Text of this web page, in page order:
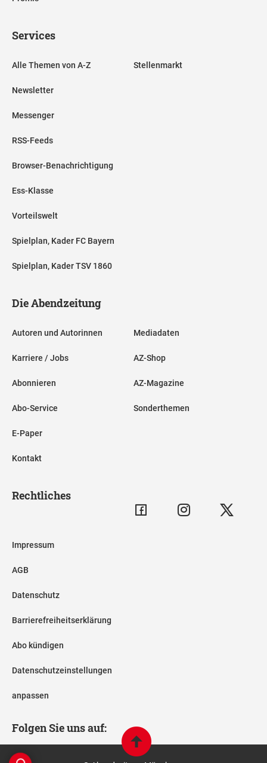
Services
Alle Themen von A-Z
Newsletter
Messenger
RSS-Feeds
Browser-Benachrichtigung
Ess-Klasse
Vorteilswelt
Spielplan, Kader FC Bayern
Spielplan, Kader TSV 1860
Stellenmarkt
Die Abendzeitung
Autoren und Autorinnen
Karriere / Jobs
Abonnieren
Abo-Service
E-Paper
Kontakt
Mediadaten
AZ-Shop
AZ-Magazine
Sonderthemen
Rechtliches
Impressum
AGB
Datenschutz
Barrierefreiheitserklärung
Abo kündigen
Datenschutzeinstellungen
anpassen
Folgen Sie uns auf: